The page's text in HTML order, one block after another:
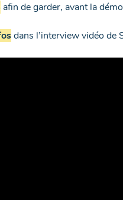
afin de garder, avant la
dans l’interview vidéo de